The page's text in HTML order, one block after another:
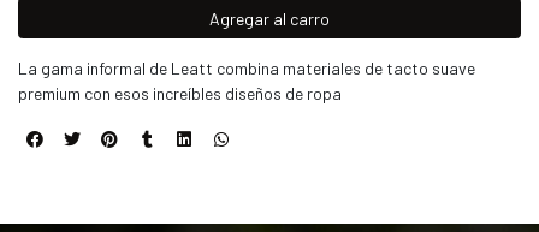
Agregar al carro
La gama informal de Leatt combina materiales de tacto suave
premium con esos increíbles diseños de ropa